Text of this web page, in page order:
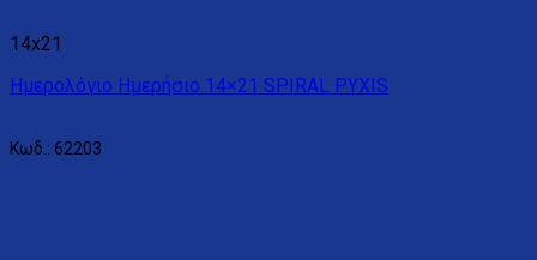
14x21
Ημερολόγιο Ημερήσιο 14×21 SPIRAL PYXIS
Κωδ.: 62203